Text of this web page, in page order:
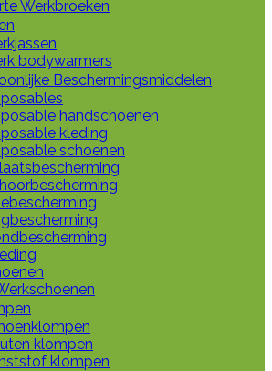
Werkbroeken
bodywarmers
Beschermingsmiddelen
handschoenen
kleding
schoenen
klompen
klompen